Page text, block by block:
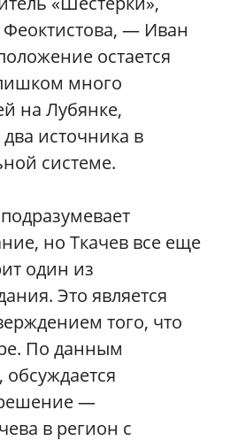
— Иван
остается
много
на Лубянке,
источника в
системе.
но Ткачев все еще
один из
Это является
того, что
По данным
обсуждается
—
в регион с